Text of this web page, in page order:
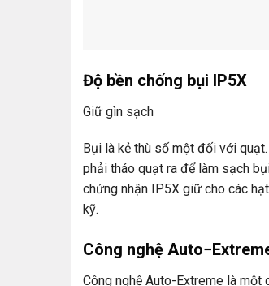
Độ bền chống bụi IP5X
Giữ gìn sạch
Bụi là kẻ thù số một đối với
phải tháo quạt ra để làm sạch
chứng nhận IP5X giữ cho các
kỹ.
Công nghệ
Công nghệ Auto-Extreme là